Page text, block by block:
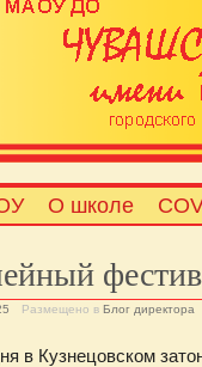
О школе
Размещено в Блог директора
в Кузнецовском